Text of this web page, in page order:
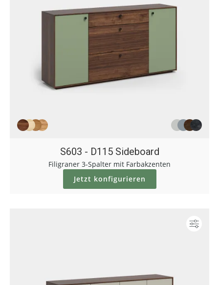
S603 - D115 Sideboard
Filigraner 3-Spalter mit Farbakzenten
Jetzt konfigurieren